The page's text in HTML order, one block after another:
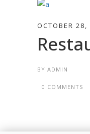
OCTOBER 28,
BY ADMIN
0 COMMENTS